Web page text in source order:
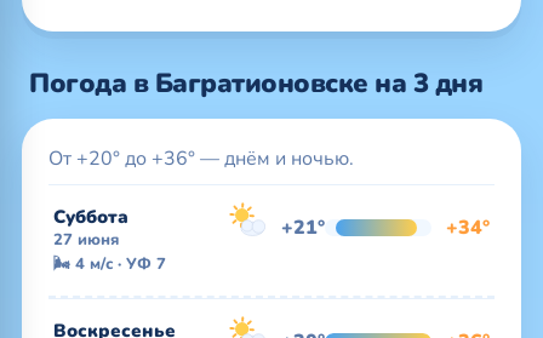
Погода в Багратионовске на 3 дня
От +20° до +36° — днём и ночью.
Суббота
27 июня +21° +34°
🌬 4 м/с · УФ 7
Воскресенье